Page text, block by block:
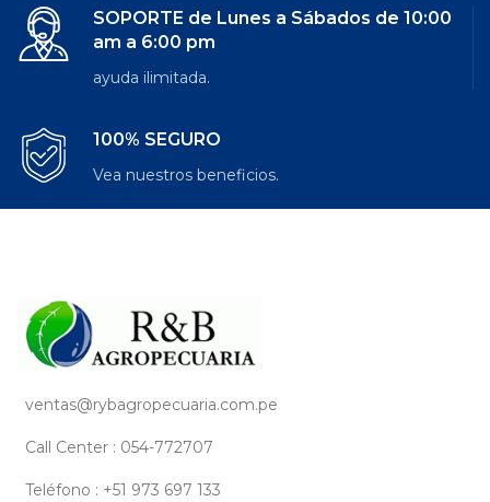
SOPORTE de Lunes a Sábados de 10:00
am a 6:00 pm
ayuda ilimitada.
100% SEGURO
Vea nuestros beneficios.
ventas@rybagropecuaria.com.pe
Call Center : 054-772707
Teléfono : +51 973 697 133